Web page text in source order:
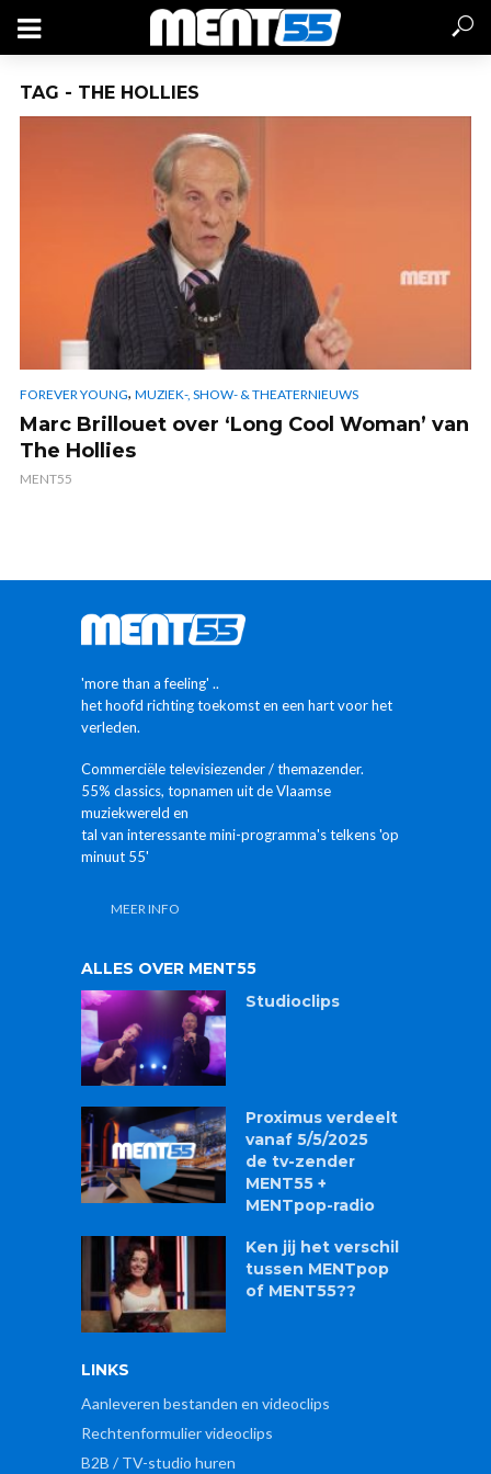
TAG - THE HOLLIES
FOREVER YOUNG, MUZIEK-, SHOW- & THEATERNIEUWS
Marc Brillouet over ‘Long Cool Woman’ van
The Hollies
MENT55
'more than a feeling' ..
het hoofd richting toekomst en een hart voor het
verleden.
Commerciële televisiezender / themazender.
55% classics, topnamen uit de Vlaamse
muziekwereld en
tal van interessante mini-programma's telkens 'op
minuut 55'
MEER INFO
ALLES OVER MENT55
Studioclips
Proximus verdeelt
vanaf 5/5/2025
de tv-zender
MENT55 +
MENTpop-radio
Ken jij het verschil
tussen MENTpop
of MENT55??
LINKS
Aanleveren bestanden en videoclips
Rechtenformulier videoclips
B2B / TV-studio huren